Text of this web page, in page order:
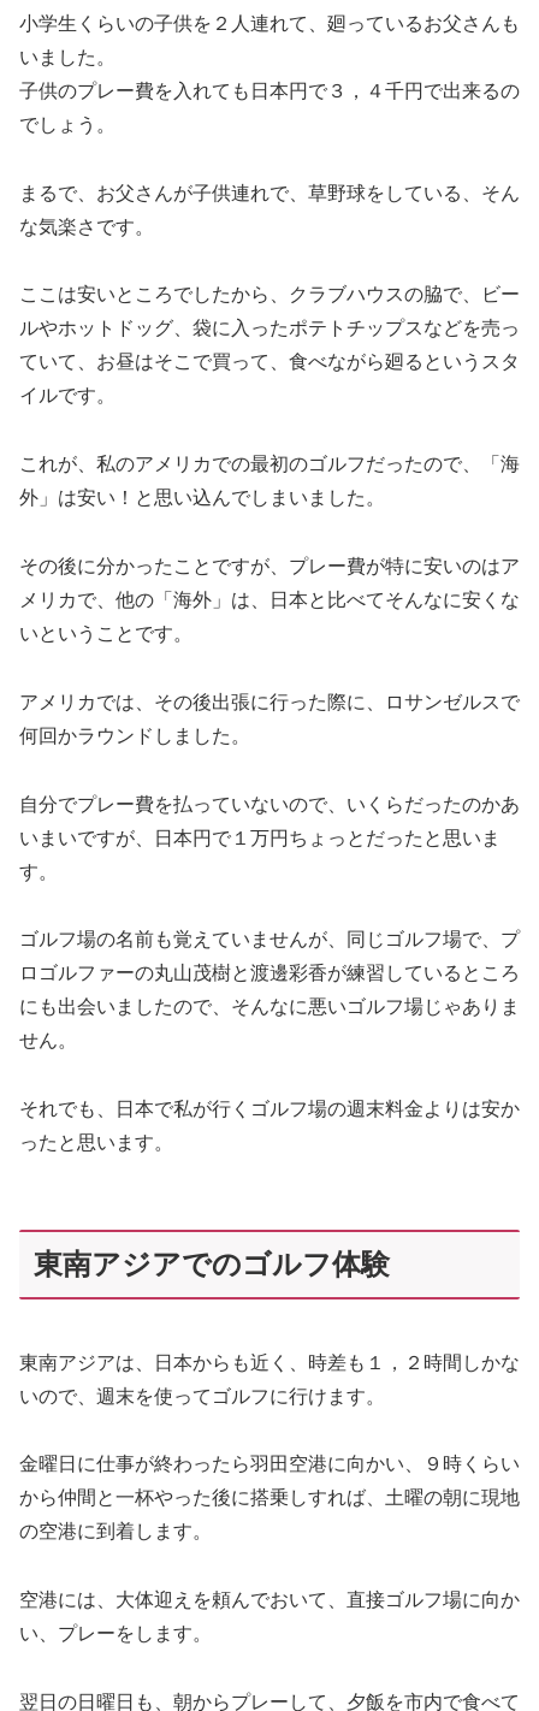
小学生くらいの子供を２人連れて、廻っているお父さんも
いました。
子供のプレー費を入れても日本円で３，４千円で出来るの
でしょう。
まるで、お父さんが子供連れで、草野球をしている、そん
な気楽さです。
ここは安いところでしたから、クラブハウスの脇で、ビー
ルやホットドッグ、袋に入ったポテトチップスなどを売っ
ていて、お昼はそこで買って、食べながら廻るというスタ
イルです。
これが、私のアメリカでの最初のゴルフだったので、「海
外」は安い！と思い込んでしまいました。
その後に分かったことですが、プレー費が特に安いのはア
メリカで、他の「海外」は、日本と比べてそんなに安くな
いということです。
アメリカでは、その後出張に行った際に、ロサンゼルスで
何回かラウンドしました。
自分でプレー費を払っていないので、いくらだったのかあ
いまいですが、日本円で１万円ちょっとだったと思いま
す。
ゴルフ場の名前も覚えていませんが、同じゴルフ場で、プ
ロゴルファーの丸山茂樹と渡邊彩香が練習しているところ
にも出会いましたので、そんなに悪いゴルフ場じゃありま
せん。
それでも、日本で私が行くゴルフ場の週末料金よりは安か
ったと思います。
東南アジアでのゴルフ体験
東南アジアは、日本からも近く、時差も１，２時間しかな
いので、週末を使ってゴルフに行けます。
金曜日に仕事が終わったら羽田空港に向かい、９時くらい
から仲間と一杯やった後に搭乗しすれば、土曜の朝に現地
の空港に到着します。
空港には、大体迎えを頼んでおいて、直接ゴルフ場に向か
い、プレーをします。
翌日の日曜日も、朝からプレーして、夕飯を市内で食べて